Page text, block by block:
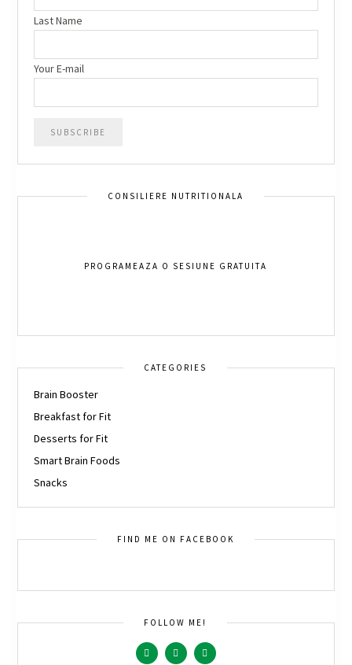
Last Name
Your E-mail
CONSILIERE NUTRITIONALA
PROGRAMEAZA O SESIUNE GRATUITA
CATEGORIES
Brain Booster
Breakfast for Fit
Desserts for Fit
Smart Brain Foods
Snacks
FIND ME ON FACEBOOK
FOLLOW ME!